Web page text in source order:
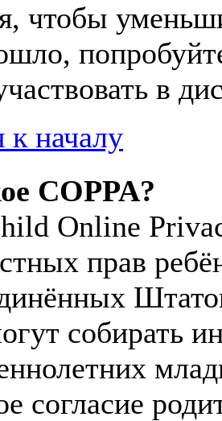
чтобы
в
к началу
COPPA?
Online
прав
собирать
согласие